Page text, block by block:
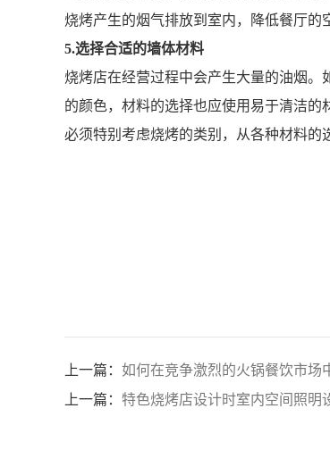
烧烤产生的烟气排放到室内，降低餐厅的
5.选择合适的墙体材料
烧烤店在经营过程中会产生大量的油烟
的颜色，材料的选择也应使用易于清洁的
必须特别考虑烧烤的类别，从各种材料的
上一篇： 如何在竞争激烈的火锅餐饮市场
上一篇： 特色烧烤店设计时室内空间照明